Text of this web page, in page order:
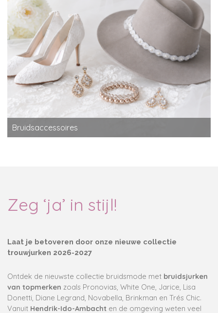
Bruidsaccessoires
Zeg ‘ja’ in stijl!
Laat je betoveren door onze nieuwe collectie
trouwjurken 2026-2027
Ontdek de nieuwste collectie bruidsmode met bruidsjurken
van topmerken zoals Pronovias, White One, Jarice, Lisa
Donetti, Diane Legrand, Novabella, Brinkman en Trés Chic.
Vanuit Hendrik-Ido-Ambacht en de omgeving weten veel